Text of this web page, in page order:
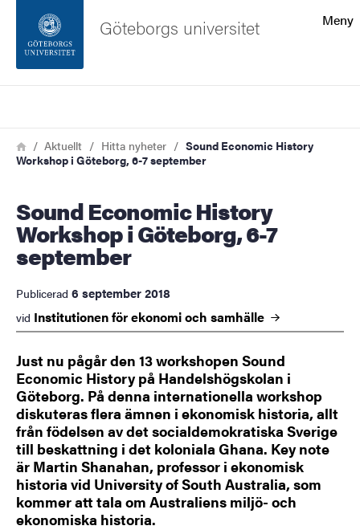
Sidfoten
Om webbplatsen
Meny
Göteborgs universitet
Länkstig
HemAktuellt Hitta nyheter
Sound Economic History
Workshop i Göteborg, 6-7 september
Sound Economic History
Workshop i Göteborg, 6-7
september
Publicerad 6 september 2018
vid Institutionen för ekonomi och samhälle
Just nu pågår den 13 workshopen Sound
Economic History på Handelshögskolan i
Göteborg. På denna internationella workshop
diskuteras flera ämnen i ekonomisk historia, allt
från födelsen av det socialdemokratiska Sverige
till beskattning i det koloniala Ghana. Key note
är Martin Shanahan, professor i ekonomisk
historia vid University of South Australia, som
kommer att tala om Australiens miljö- och
ekonomiska historia.